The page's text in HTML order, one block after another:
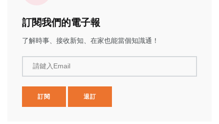
訂閱我們的電子報
了解時事、接收新知、在家也能當個知識通！
請鍵入Email
訂閱 退訂